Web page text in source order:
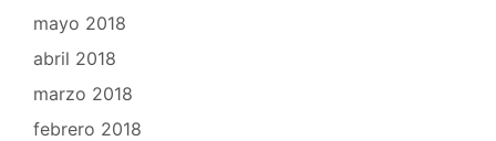
mayo 2018
abril 2018
marzo 2018
febrero 2018